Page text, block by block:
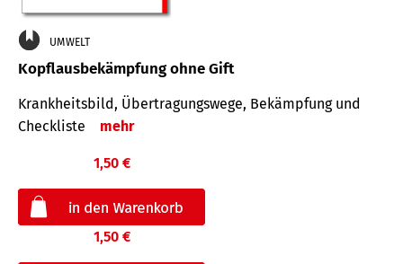
UMWELT
Kopflausbekämpfung ohne Gift
Krankheits­bild, Übertra­gungs­wege, Bekämpfung und
Check­liste
mehr
1,50 €
1,50 €